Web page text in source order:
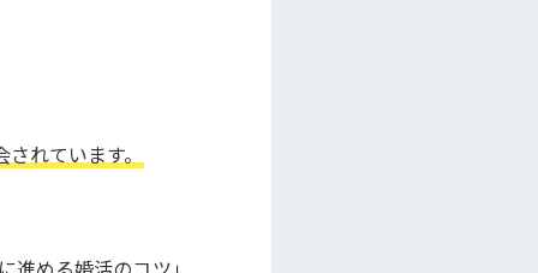
れています。